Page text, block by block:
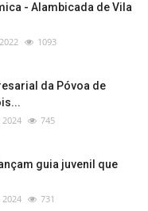
- Alambicada de Vila
1093
da Póvoa de
745
guia juvenil que
731